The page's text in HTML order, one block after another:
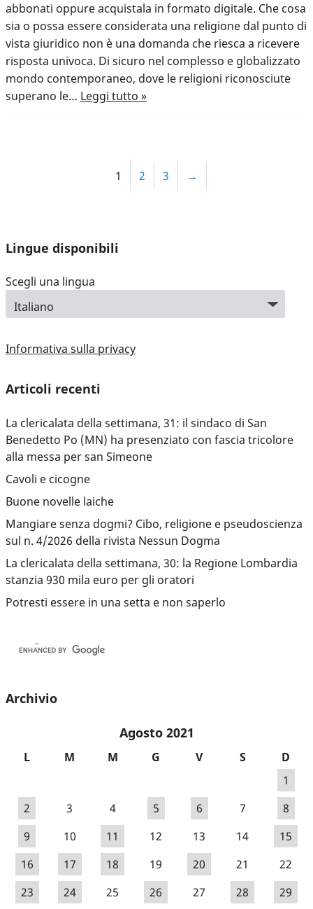
abbonati oppure acquistala in formato digitale. Che cosa
sia o possa essere considerata una religione dal punto di
vista giuridico non è una domanda che riesca a ricevere
risposta univoca. Di sicuro nel complesso e globalizzato
mondo contemporaneo, dove le religioni riconosciute
superano le… Leggi tutto »
1 2 3 →
Lingue disponibili
Scegli una lingua
Informativa sulla privacy
Articoli recenti
La clericalata della settimana, 31: il sindaco di San
Benedetto Po (MN) ha presenziato con fascia tricolore
alla messa per san Simeone
Cavoli e cicogne
Buone novelle laiche
Mangiare senza dogmi? Cibo, religione e pseudoscienza
sul n. 4/2026 della rivista Nessun Dogma
La clericalata della settimana, 30: la Regione Lombardia
stanzia 930 mila euro per gli oratori
Potresti essere in una setta e non saperlo
Archivio
Agosto 2021
L M M G V S
D
1
2
3 4 5 6 7
8
9
10 11 12 13 14
15
16
17 18 19 20 21
22
23
24 25 26 27 28 29